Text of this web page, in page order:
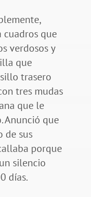
cuadros que
verdosos y
que
trasero
tres mudas
que le
Anunció que
de sus
porque
silencio
días.